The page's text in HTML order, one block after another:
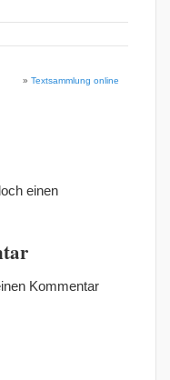
» Textsammlung online
einen
Kommentar